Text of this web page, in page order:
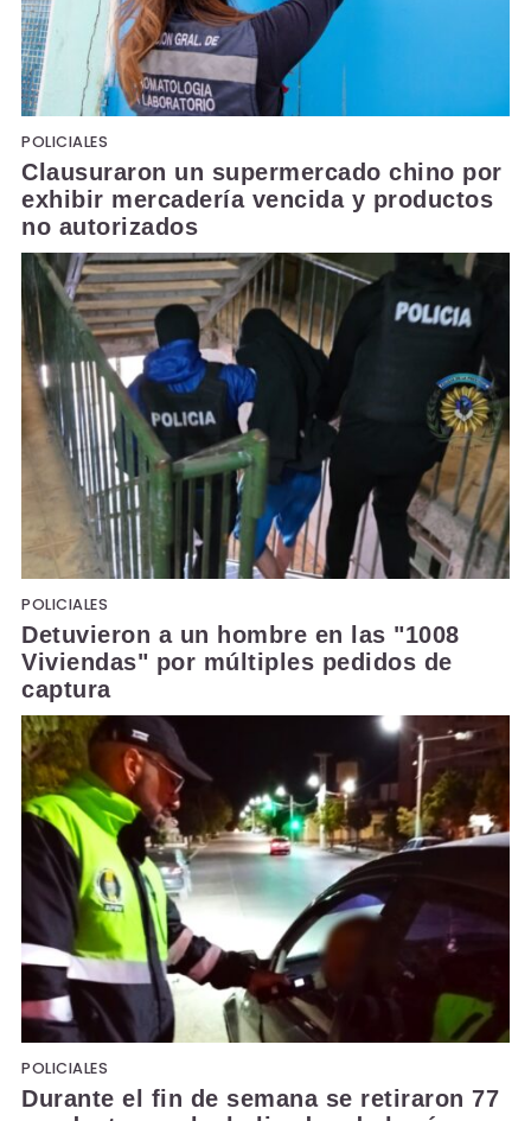
POLICIALES
Clausuraron un supermercado chino por
exhibir mercadería vencida y productos
no autorizados
POLICIALES
Detuvieron a un hombre en las "1008
Viviendas" por múltiples pedidos de
captura
POLICIALES
Durante el fin de semana se retiraron 77